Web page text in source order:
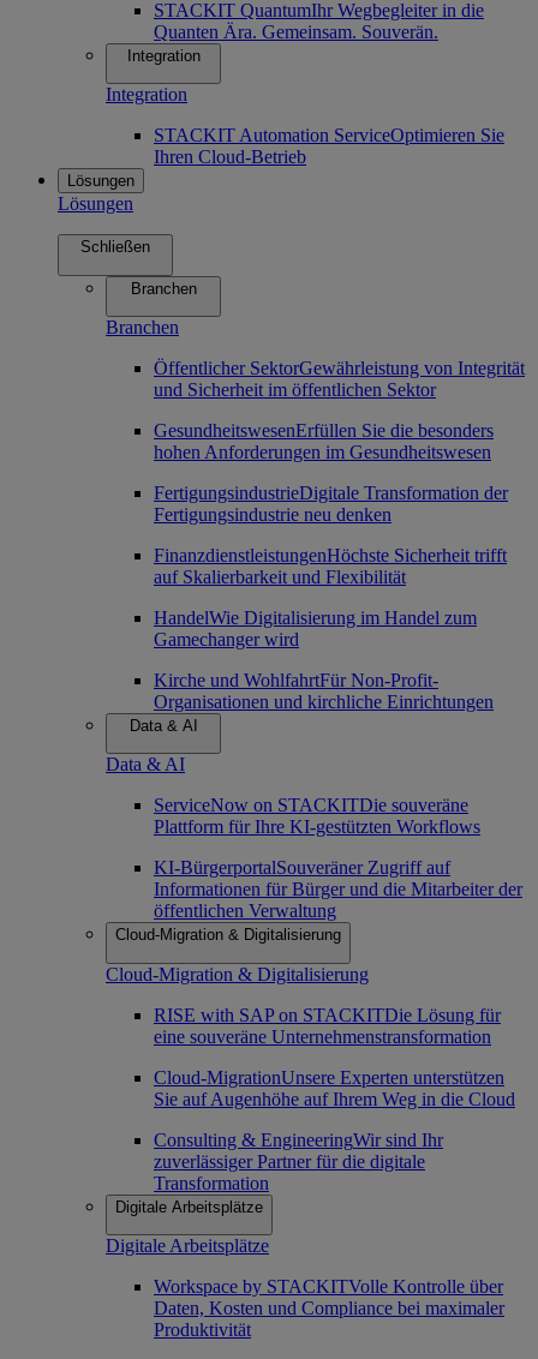
STACKIT QuantumIhr Wegbegleiter in die
Quanten Ära. Gemeinsam. Souverän.
Integration
Integration
STACKIT Automation ServiceOptimieren Sie
Ihren Cloud-Betrieb
Lösungen
Lösungen
Schließen
Branchen
Branchen
Öffentlicher SektorGewährleistung von Integrität
und Sicherheit im öffentlichen Sektor
GesundheitswesenErfüllen Sie die besonders
hohen Anforderungen im Gesundheitswesen
FertigungsindustrieDigitale Transformation der
Fertigungsindustrie neu denken
FinanzdienstleistungenHöchste Sicherheit trifft
auf Skalierbarkeit und Flexibilität
HandelWie Digitalisierung im Handel zum
Gamechanger wird
Kirche und WohlfahrtFür Non-Profit-
Organisationen und kirchliche Einrichtungen
Data & AI
Data & AI
ServiceNow on STACKITDie souveräne
Plattform für Ihre KI-gestützten Workflows
KI-BürgerportalSouveräner Zugriff auf
Informationen für Bürger und die Mitarbeiter der
öffentlichen Verwaltung
Cloud-Migration & Digitalisierung
Cloud-Migration & Digitalisierung
RISE with SAP on STACKITDie Lösung für
eine souveräne Unternehmenstransformation
Cloud-MigrationUnsere Experten unterstützen
Sie auf Augenhöhe auf Ihrem Weg in die Cloud
Consulting & EngineeringWir sind Ihr
zuverlässiger Partner für die digitale
Transformation
Digitale Arbeitsplätze
Digitale Arbeitsplätze
Workspace by STACKITVolle Kontrolle über
Daten, Kosten und Compliance bei maximaler
Produktivität